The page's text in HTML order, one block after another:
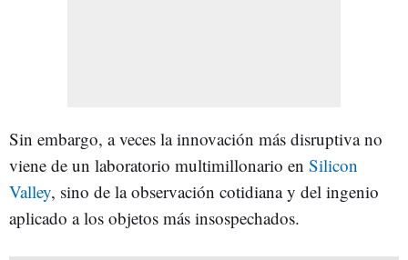
Sin embargo, a veces la innovación más disruptiva no
viene de un laboratorio multimillonario en Silicon
Valley, sino de la observación cotidiana y del ingenio
aplicado a los objetos más insospechados.